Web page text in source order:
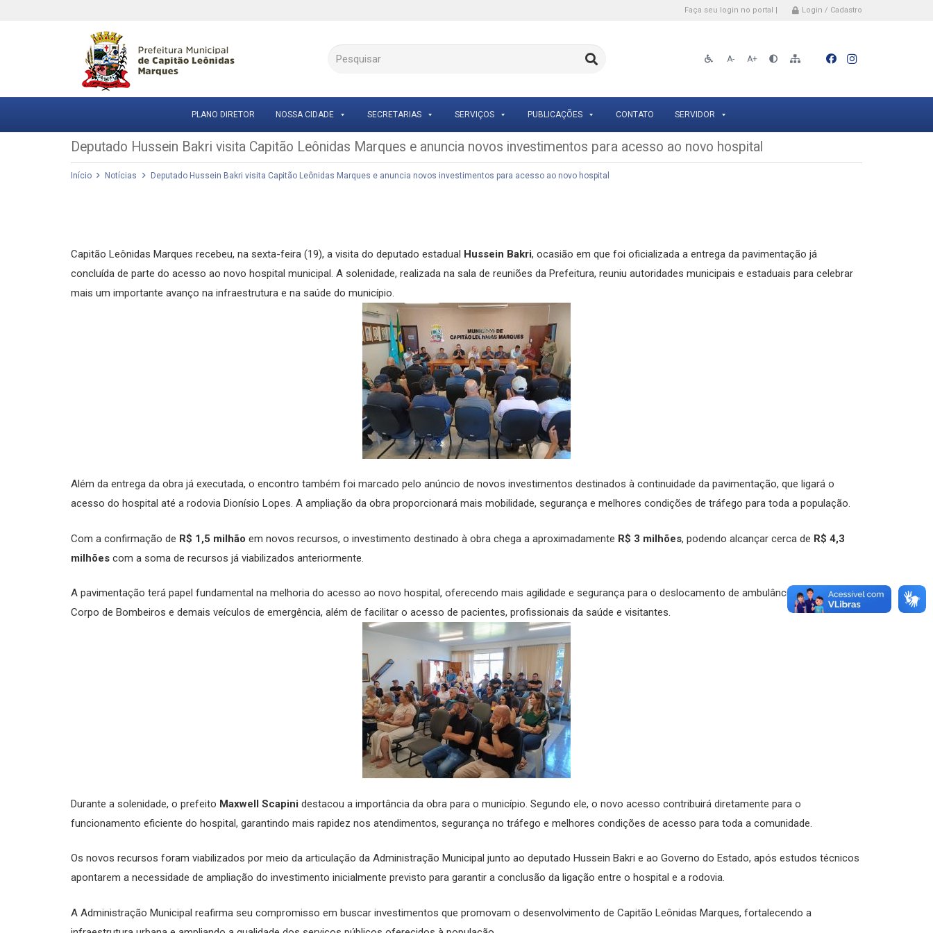
Faça seu login no portal | Login / Cadastro
A- A+
PLANO DIRETOR NOSSA CIDADE SECRETARIAS SERVIÇOS PUBLICAÇÕES CONTATO SERVIDOR
Deputado Hussein Bakri visita Capitão Leônidas Marques e anuncia novos investimentos para acesso ao novo hospital
Início Notícias Deputado Hussein Bakri visita Capitão Leônidas Marques e anuncia novos investimentos para acesso ao novo hospital
Capitão Leônidas Marques recebeu, na sexta-feira (19), a visita do deputado estadual Hussein Bakri, ocasião em que foi oficializada a entrega da pavimentação já
concluída de parte do acesso ao novo hospital municipal. A solenidade, realizada na sala de reuniões da Prefeitura, reuniu autoridades municipais e estaduais para celebrar
mais um importante avanço na infraestrutura e na saúde do município.
Além da entrega da obra já executada, o encontro também foi marcado pelo anúncio de novos investimentos destinados à continuidade da pavimentação, que ligará o
acesso do hospital até a rodovia Dionísio Lopes. A ampliação da obra proporcionará mais mobilidade, segurança e melhores condições de tráfego para toda a população.
Com a confirmação de R$ 1,5 milhão em novos recursos, o investimento destinado à obra chega a aproximadamente R$ 3 milhões, podendo alcançar cerca de R$ 4,3
milhões com a soma de recursos já viabilizados anteriormente.
A pavimentação terá papel fundamental na melhoria do acesso ao novo hospital, oferecendo mais agilidade e segurança para o deslocamento de ambulâncias, equipes do
Corpo de Bombeiros e demais veículos de emergência, além de facilitar o acesso de pacientes, profissionais da saúde e visitantes.
Durante a solenidade, o prefeito Maxwell Scapini destacou a importância da obra para o município. Segundo ele, o novo acesso contribuirá diretamente para o
funcionamento eficiente do hospital, garantindo mais rapidez nos atendimentos, segurança no tráfego e melhores condições de acesso para toda a comunidade.
Os novos recursos foram viabilizados por meio da articulação da Administração Municipal junto ao deputado Hussein Bakri e ao Governo do Estado, após estudos técnicos
apontarem a necessidade de ampliação do investimento inicialmente previsto para garantir a conclusão da ligação entre o hospital e a rodovia.
A Administração Municipal reafirma seu compromisso em buscar investimentos que promovam o desenvolvimento de Capitão Leônidas Marques, fortalecendo a